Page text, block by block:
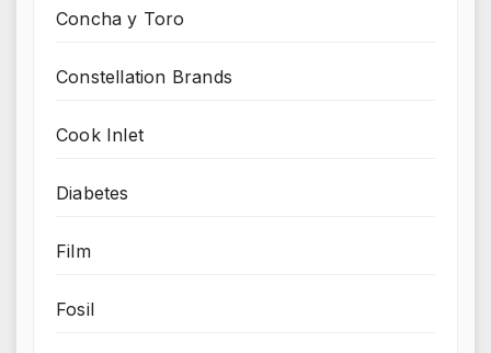
Concha y Toro
Constellation Brands
Cook Inlet
Diabetes
Film
Fosil